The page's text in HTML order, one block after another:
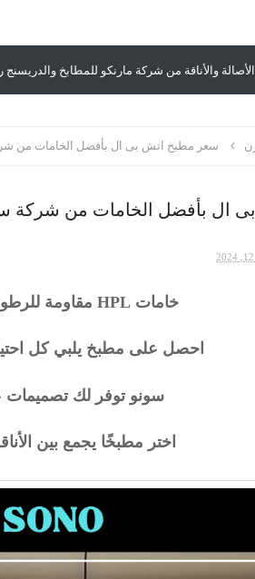
مارنكو للمطابخ والدريسنج روم مطابخ
سعر مطبخ اتش بى ال بأفضل الخامات من
ال بأفضل الخامات من شركة
خامات HPL مقاومة للرطوبة وعملية
احصل على مطبخ يلبي كل
سونو توفر لك
اختر مطبخًا يجمع بين